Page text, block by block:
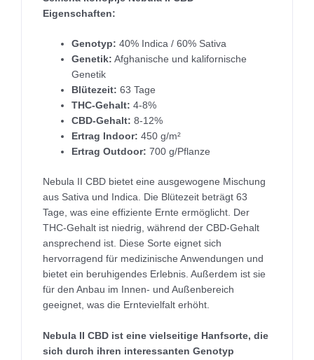
Eigenschaften:
Genotyp: 40% Indica / 60% Sativa
Genetik: Afghanische und kalifornische
Genetik
Blütezeit: 63 Tage
THC-Gehalt: 4-8%
CBD-Gehalt: 8-12%
Ertrag Indoor: 450 g/m²
Ertrag Outdoor: 700 g/Pflanze
Nebula II CBD bietet eine ausgewogene Mischung
aus Sativa und Indica. Die Blütezeit beträgt 63
Tage, was eine effiziente Ernte ermöglicht. Der
THC-Gehalt ist niedrig, während der CBD-Gehalt
ansprechend ist. Diese Sorte eignet sich
hervorragend für medizinische Anwendungen und
bietet ein beruhigendes Erlebnis. Außerdem ist sie
für den Anbau im Innen- und Außenbereich
geeignet, was die Erntevielfalt erhöht.
Nebula II CBD ist eine vielseitige Hanfsorte, die
sich durch ihren interessanten Genotyp